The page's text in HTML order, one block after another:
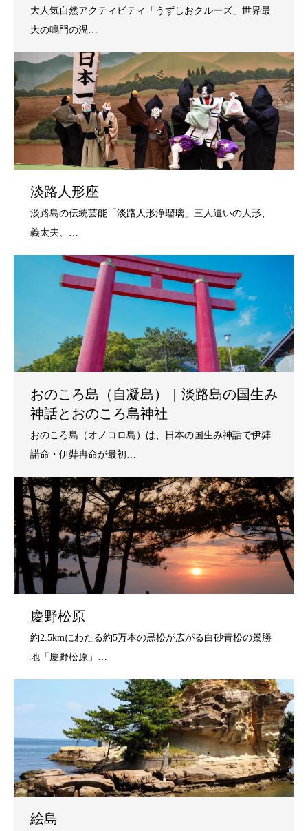
淡路人形座
おのころ島（自凝島）｜淡路島の国生み
神話とおのころ島神社
慶野松原
絵島